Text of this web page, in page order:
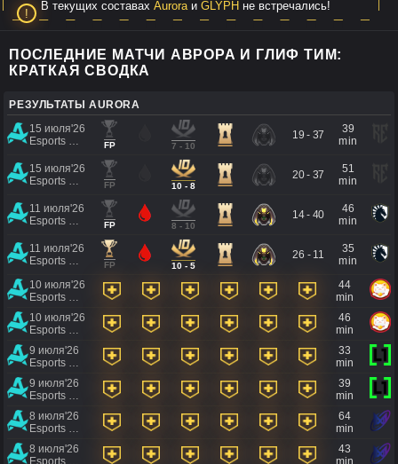
В текущих составах Aurora и GLYPH не встречались!
ПОСЛЕДНИЕ МАТЧИ АВРОРА И ГЛИФ ТИМ:
КРАТКАЯ СВОДКА
РЕЗУЛЬТАТЫ AURORA
15 июля'26
FP 7 - 10
19 - 37
39
min
15 июля'26
FP 10 - 8
20 - 37
51
min
11 июля'26
FP 8 - 10
14 - 40
46
min
11 июля'26
FP 10 - 5
26 - 11
35
min
10 июля'26
44
min
10 июля'26
46
min
9 июля'26
33
min
9 июля'26
39
min
8 июля'26
64
min
8 июля'26
43
min